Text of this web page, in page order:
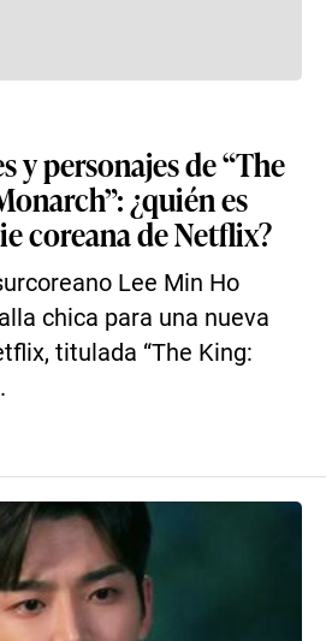
y personajes de “The
¿quién es
coreana de Netflix?
Lee Min Ho
chica para una nueva
titulada “The King: